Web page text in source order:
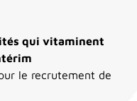
qui vitaminent
le recrutement de